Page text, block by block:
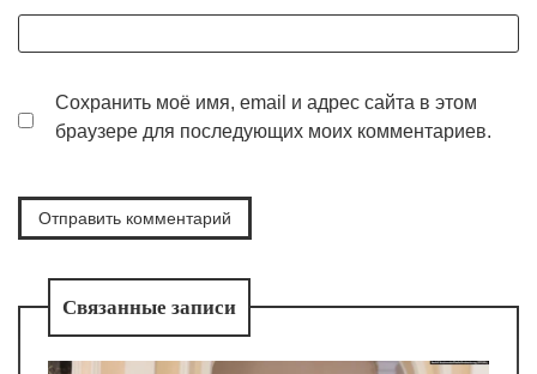
Сохранить моё имя, email и адрес сайта в этом
браузере для последующих моих комментариев.
Связанные записи